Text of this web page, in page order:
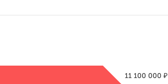
11 100 000₽